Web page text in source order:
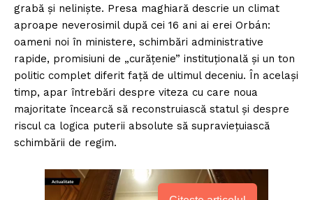
grabă și neliniște. Presa maghiară descrie un climat
aproape neverosimil după cei 16 ani ai erei Orbán:
oameni noi în ministere, schimbări administrative
rapide, promisiuni de „curățenie” instituțională și un ton
politic complet diferit față de ultimul deceniu. În același
timp, apar întrebări despre viteza cu care noua
majoritate încearcă să reconstruiască statul și despre
riscul ca logica puterii absolute să supraviețuiască
schimbării de regim.